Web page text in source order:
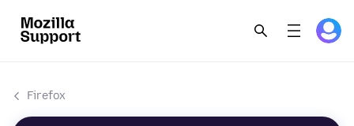
Firefox